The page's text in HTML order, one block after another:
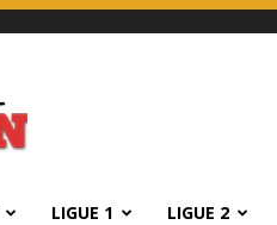
LIGUE 1 LIGUE 2